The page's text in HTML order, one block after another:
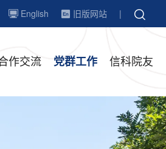
English 旧版网站 |
作交流 党群工作 信科院友